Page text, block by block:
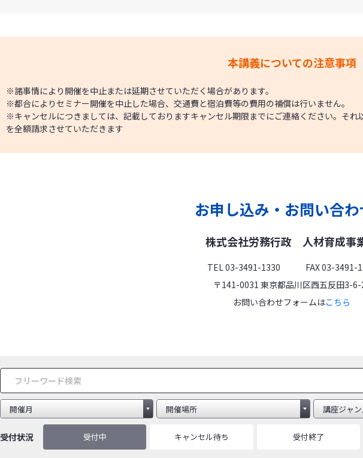
本講義についての注意事項
※諸事情により開催を中止または延期させていただく場合があります。
※都合によりセミナー開催を中止した場合、交通費と宿泊費等の費用の補償は行いません。
※キャンセルにつきましては、記載しておりますキャンセル期限までにご連絡ください。そ
を全額請求させていただきます
お申し込み・お問い合
株式会社労務行政 人材育成事
TEL 03-3491-1330 FAX 03-3491-
〒141-0031 東京都品川区西五反田3-
お問い合わせフォームはこちら
受付状況 受付中 キャンセル待ち 受付終了